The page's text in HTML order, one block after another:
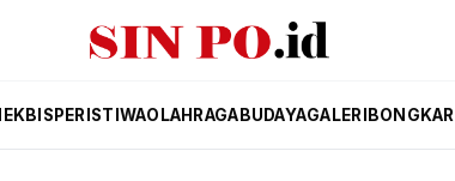
EKBIS PERISTIWAOLAHRAGA BUDAYAGALERI BONGKAR